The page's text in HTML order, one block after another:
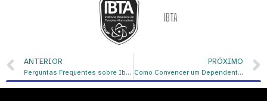
IBTA
ANTERIOR
Perguntas Frequentes sobre Ibogaína (FAQ)
PRÓXIMO
Como Convencer um Dependente Químico a Aceitar Ajuda? Guia Completo para Familiares